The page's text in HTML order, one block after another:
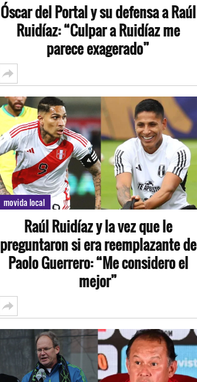
Óscar del Portal y su defensa a Raúl
Ruidíaz: “Culpar a Ruidíaz me
parece exagerado”
movida local
Raúl Ruidíaz y la vez que le
preguntaron si era reemplazante de
Paolo Guerrero: “Me considero el
mejor”